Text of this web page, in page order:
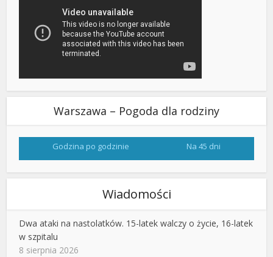
Warszawa – Pogoda dla rodziny
Godzina po godzinie Na 45 dni
Wiadomości
Dwa ataki na nastolatków. 15-latek walczy o życie, 16-latek
w szpitalu
8 sierpnia 2026